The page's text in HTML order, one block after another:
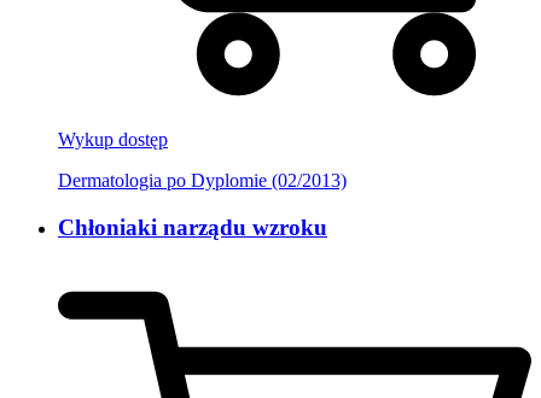
Wykup dostęp
Dermatologia po Dyplomie (02/2013)
Chłoniaki narządu wzroku